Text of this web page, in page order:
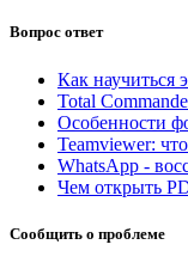
Вопрос ответ
Как научиться
Total
Особенности
Teamviewer:
WhatsApp -
Чем открыть
Сообщить о проблеме